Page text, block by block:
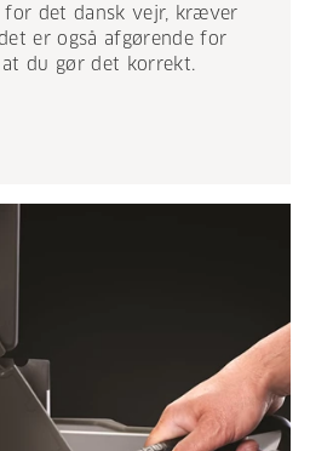
det dansk vejr, kræver
er også afgørende for
du gør det korrekt.